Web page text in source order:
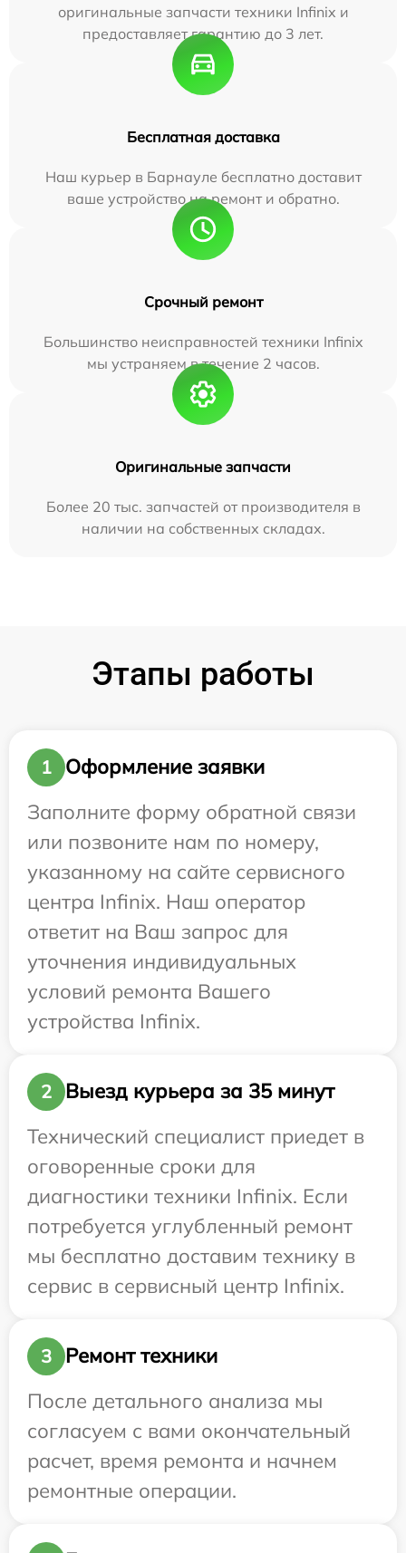
оригинальные запчасти техники Infinix и
предоставляет гарантию до 3 лет.
Бесплатная доставка
Наш курьер в Барнауле бесплатно доставит
ваше устройство на ремонт и обратно.
Срочный ремонт
Большинство неисправностей техники Infinix
мы устраняем в течение 2 часов.
Оригинальные запчасти
Более 20 тыс. запчастей от производителя в
наличии на собственных складах.
Этапы работы
1
Оформление заявки
Заполните форму обратной связи
или позвоните нам по номеру,
указанному на сайте сервисного
центра Infinix. Наш оператор
ответит на Ваш запрос для
уточнения индивидуальных
условий ремонта Вашего
устройства Infinix.
2
Выезд курьера за 35 минут
Технический специалист приедет в
оговоренные сроки для
диагностики техники Infinix. Если
потребуется углубленный ремонт
мы бесплатно доставим технику в
сервис в сервисный центр Infinix.
3
Ремонт техники
После детального анализа мы
согласуем с вами окончательный
расчет, время ремонта и начнем
ремонтные операции.